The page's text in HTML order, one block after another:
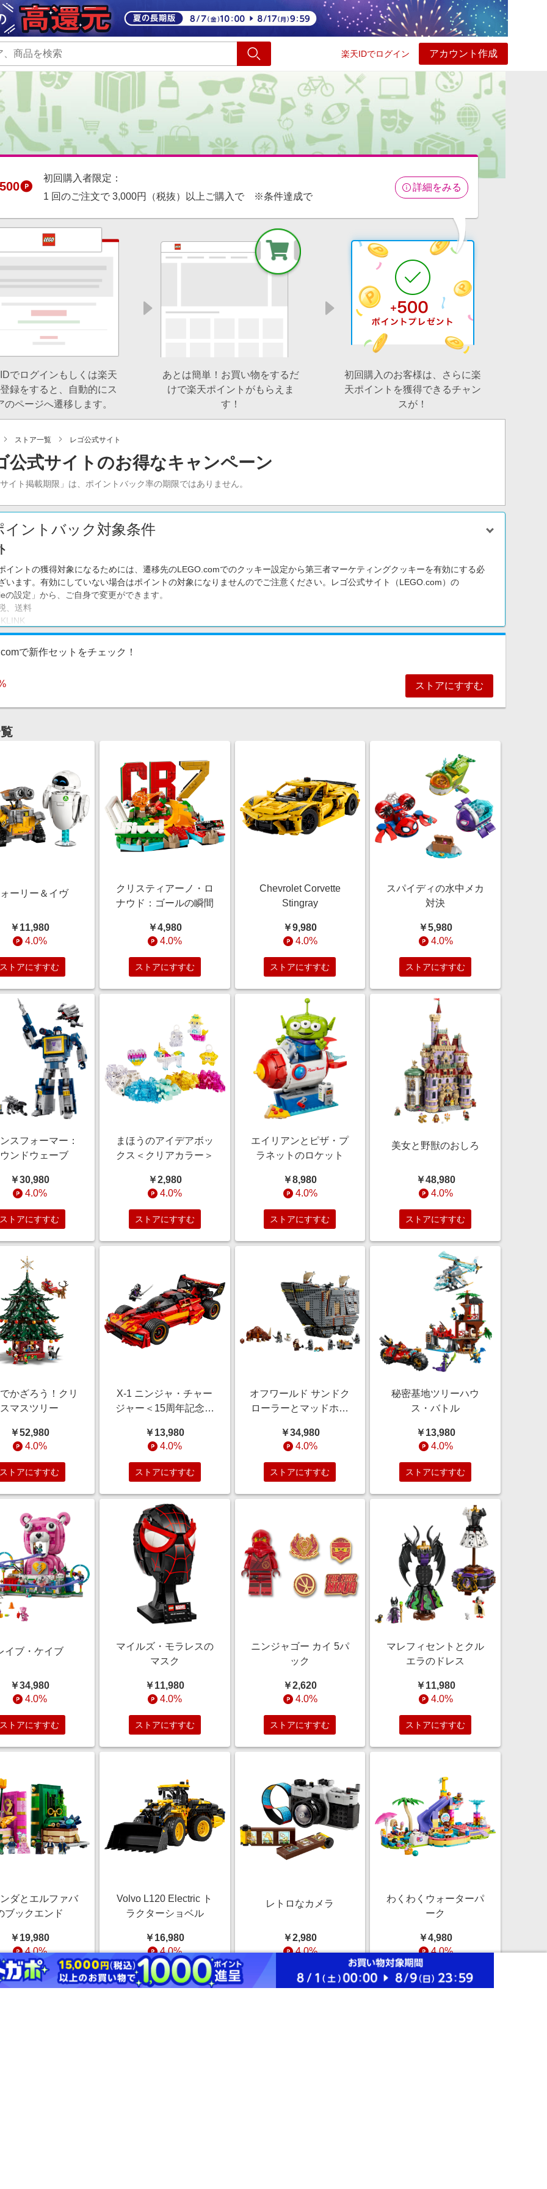
楽天IDでログイン アカウント作成
ショッピング 旅行 サービス ヘルプ
500
初回購入者限定：
1 回のご注文で 3,000円（税抜）以上ご購入で ※条件達成で
詳細をみる
でログインもしくは楽天
録をすると、自動的にス
のページへ遷移します。
あとは簡単！お買い物をするだ
けで楽天ポイントがもらえま
す！
初回購入のお客様は、さらに楽
天ポイントを獲得できるチャン
スが！
ストア一覧 レゴ公式サイト
公式サイトのお得なキャンペーン
イト掲載期限」は、ポイントバック率の期限ではありません。
イントバック対象条件
イントの獲得対象になるためには、遷移先のLEGO.comでのクッキー設定から第三者マーケティングクッキーを有効にする必
います。有効にしていない場合はポイントの対象になりませんのでご注意ください。レゴ公式サイト（LEGO.com）の
の設定」から、ご自身で変更ができます。
、送料
カードの購入（ギフトカードを使用しての商品購入は成果対象）
で新作セットをチェック！
ストアにすすむ
ーリー＆イヴ
￥11,980
4.0%
ストアにすすむ
クリスティアーノ・ロ
ナウド：ゴールの瞬間
￥4,980
4.0%
ストアにすすむ
Chevrolet Corvette
Stingray
￥9,980
4.0%
ストアにすすむ
スパイディの水中メカ
対決
￥5,980
4.0%
ストアにすすむ
スフォーマー：
ンドウェーブ
￥30,980
4.0%
ストアにすすむ
まほうのアイデアボッ
クス＜クリアカラー＞
￥2,980
4.0%
ストアにすすむ
エイリアンとピザ・プ
ラネットのロケット
￥8,980
4.0%
ストアにすすむ
美女と野獣のおしろ
￥48,980
4.0%
ストアにすすむ
かざろう！クリ
スマスツリー
￥52,980
4.0%
ストアにすすむ
X-1 ニンジャ・チャー
ジャー＜15周年記念モ
￥13,980
4.0%
ストアにすすむ
オフワールド サンドク
ローラーとマッドホー
￥34,980
4.0%
ストアにすすむ
秘密基地ツリーハウ
ス・バトル
￥13,980
4.0%
ストアにすすむ
イブ・ケイブ
￥34,980
4.0%
ストアにすすむ
マイルズ・モラレスの
マスク
￥11,980
4.0%
ストアにすすむ
ニンジャゴー カイ 5パ
ック
￥2,620
4.0%
ストアにすすむ
マレフィセントとクル
エラのドレス
￥11,980
4.0%
ストアにすすむ
ダとエルファバ
ブックエンド
￥19,980
4.0%
ストアにすすむ
Volvo L120 Electric ト
ラクターショベル
￥16,980
4.0%
ストアにすすむ
レトロなカメラ
￥2,980
4.0%
ストアにすすむ
わくわくウォーターパ
ーク
￥4,980
4.0%
ストアにすすむ